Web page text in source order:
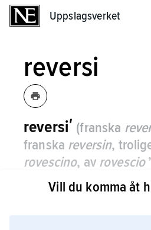
Uppslagsverket
reversi
reversiʹ (franska
franska reversin,
rovescino, av rovescio
’omvänd’)
, ett på
populärt kortspel för
Vill du komma åt